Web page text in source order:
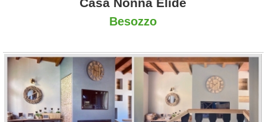
Besozzo